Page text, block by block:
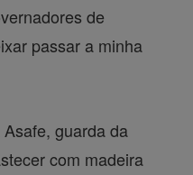
de
passar a minha
guarda da
com madeira